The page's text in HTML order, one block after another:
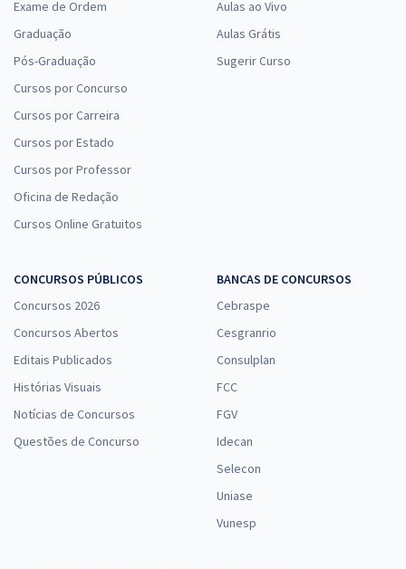
Exame de Ordem
Graduação
Pós-Graduação
Cursos por Concurso
Cursos por Carreira
Cursos por Estado
Cursos por Professor
Oficina de Redação
Cursos Online Gratuitos
Aulas ao Vivo
Aulas Grátis
Sugerir Curso
CONCURSOS PÚBLICOS
Concursos 2026
Concursos Abertos
Editais Publicados
Histórias Visuais
Notícias de Concursos
Questões de Concurso
BANCAS DE CONCURSOS
Cebraspe
Cesgranrio
Consulplan
FCC
FGV
Idecan
Selecon
Uniase
Vunesp